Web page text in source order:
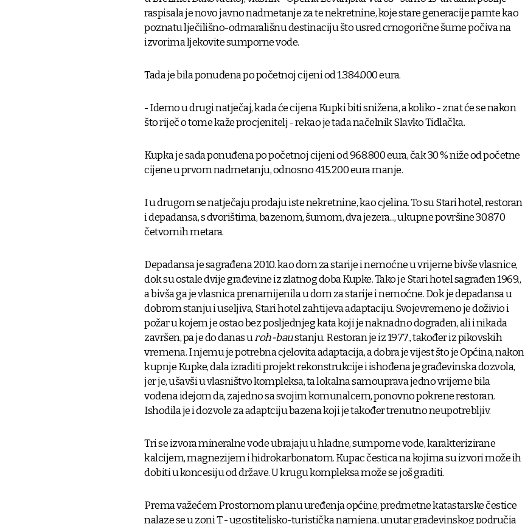
raspisala je novo javno nadmetanje za te nekretnine, koje stare generacije pamte kao
poznatu lječilišno-odmarališnu destinaciju što usred crnogorične šume počiva na
izvorima ljekovite sumporne vode.
Tada je bila ponuđena po početnoj cijeni od 1.384.000 eura.
- Idemo u drugi natječaj, kada će cijena Kupki biti snižena, a koliko - znat će se nakon
što riječ o tome kaže procjenitelj - rekao je tada načelnik Slavko Tidlačka.
Kupka je sada ponuđena po početnoj cijeni od 968.800 eura, čak 30 % niže od početne
cijene u prvom nadmetanju, odnosno 415.200 eura manje.
I u drugom se natječaju prodaju iste nekretnine, kao cjelina. To su Stari hotel, restoran
i depadansa, s dvorištima, bazenom, šumom, dva jezera..., ukupne površine 30.870
četvornih metara.
Depadansa je sagrađena 2010. kao dom za starije i nemoćne u vrijeme bivše vlasnice,
dok su ostale dvije građevine iz zlatnog doba Kupke. Tako je Stari hotel sagrađen 1969.,
a bivša ga je vlasnica prenamijenila u dom za starije i nemoćne. Dok je depadansa u
dobrom stanju i useljiva, Stari hotel zahtijeva adaptaciju. Svojevremeno je doživio i
požar u kojem je ostao bez posljednjeg kata koji je naknadno dograđen, ali i nikada
završen, pa je do danas uroh-baustanju. Restoran je iz 1977., također iz pikovskih
vremena. I njemu je potrebna cjelovita adaptacija, a dobra je vijest što je Općina, nakon
kupnje Kupke, dala izraditi projekt rekonstrukcije i ishođena je građevinska dozvola,
jer je, ušavši u vlasništvo kompleksa, ta lokalna samouprava jedno vrijeme bila
vođena idejom da, zajedno sa svojim komunalcem, ponovno pokrene restoran.
Ishodila je i dozvole za adaptciju bazena koji je također trenutno neupotrebljiv.
Tri se izvora mineralne vode ubrajaju u hladne, sumporne vode, karakterizirane
kalcijem, magnezijem i hidrokarbonatom. Kupac čestica na kojima su izvori može ih
dobiti u koncesiju od države. U krugu kompleksa može se još graditi.
Prema važećem Prostornom planu uređenja općine, predmetne katastarske čestice
nalaze se u zoni T - ugostiteljsko-turistička namjena, unutar građevinskog područja